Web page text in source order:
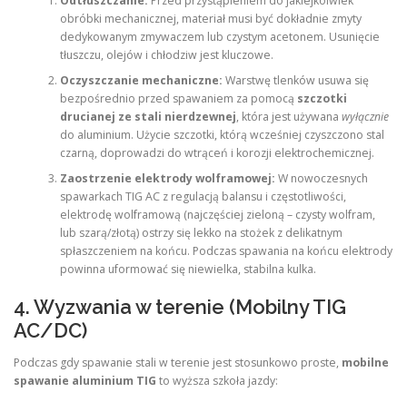
obróbki mechanicznej, materiał musi być dokładnie zmyty
dedykowanym zmywaczem lub czystym acetonem. Usunięcie
tłuszczu, olejów i chłodziw jest kluczowe.
Oczyszczanie mechaniczne: Warstwę tlenków usuwa się
bezpośrednio przed spawaniem za pomocą szczotki
drucianej ze stali nierdzewnej, która jest używana wyłącznie
do aluminium. Użycie szczotki, którą wcześniej czyszczono stal
czarną, doprowadzi do wtrąceń i korozji elektrochemicznej.
Zaostrzenie elektrody wolframowej: W nowoczesnych
spawarkach TIG AC z regulacją balansu i częstotliwości,
elektrodę wolframową (najczęściej zieloną – czysty wolfram,
lub szarą/złotą) ostrzy się lekko na stożek z delikatnym
spłaszczeniem na końcu. Podczas spawania na końcu elektrody
powinna uformować się niewielka, stabilna kulka.
4. Wyzwania w terenie (Mobilny TIG
AC/DC)
Podczas gdy spawanie stali w terenie jest stosunkowo proste, mobilne
spawanie aluminium TIG to wyższa szkoła jazdy: